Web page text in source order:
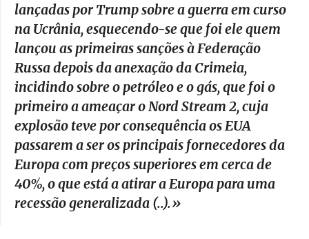
lançadas por Trump sobre a guerra em curso
na Ucrânia, esquecendo-se que foi ele quem
lançou as primeiras sanções à Federação
Russa depois da anexação da Crimeia,
incidindo sobre o petróleo e o gás, que foi o
primeiro a ameaçar o Nord Stream 2, cuja
explosão teve por consequência os EUA
passarem a ser os principais fornecedores da
Europa com preços superiores em cerca de
40%, o que está a atirar a Europa para uma
recessão generalizada (..).»